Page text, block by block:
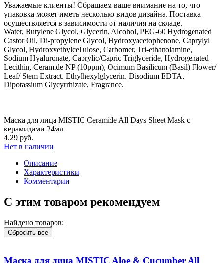
Уважаемые клиенты! Обращаем ваше внимание на то, что
упаковка может иметь несколько видов дизайна. Поставка
осуществляется в зависимости от наличия на складе.
Water, Butylene Glycol, Glycerin, Alcohol, PEG-60 Hydrogenated
Castor Oil, Di-propylene Glycol, Hydroxyacetophenone, Caprylyl
Glycol, Hydroxyethylcellulose, Carbomer, Tri-ethanolamine,
Sodium Hyaluronate, Caprylic/Capric Triglyceride, Hydrogenated
Lecithin, Ceramide NP (10ppm), Ocimum Basilicum (Basil) Flower/
Leaf/ Stem Extract, Ethylhexylglycerin, Disodium EDTA,
Dipotassium Glycyrrhizate, Fragrance.
Маска для лица MISTIC Ceramide All Days Sheet Mask с
керамидами 24мл
4.29 руб.
Нет в наличии
Описание
Характеристики
Комментарии
С этим товаром рекомендуем
Найдено товаров:
Сбросить все
Маска для лица MISTIC Aloe & Cucumber All